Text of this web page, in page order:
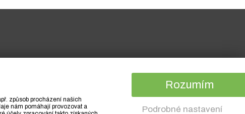
způsob procházení našich
nám pomáhají provozovat a
Rozumím
Podrobné nastavení